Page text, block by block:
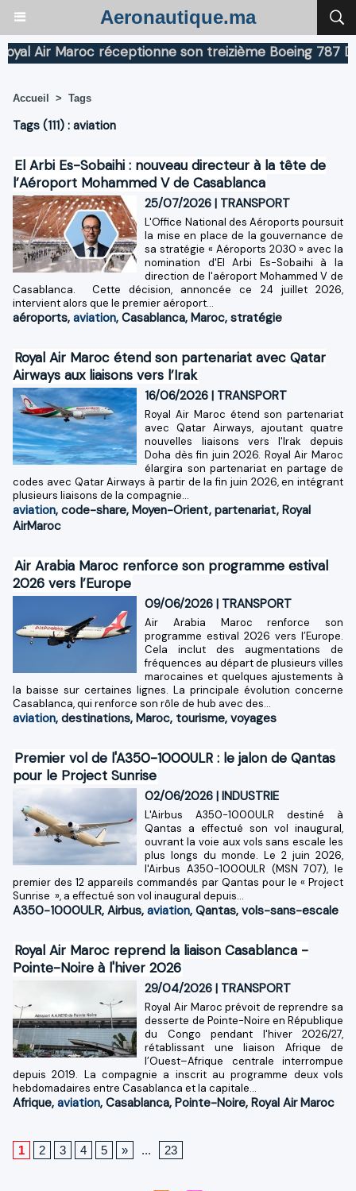
Aeronautique.ma
Air Maroc réceptionne son treizième Boeing 787
Accueil > Tags
Tags (111) : aviation
El Arbi Es-Sobaihi : nouveau directeur à la tête de
l’Aéroport Mohammed V de Casablanca
25/07/2026 | TRANSPORT
L'Office National des Aéroports poursuit
la mise en place de la gouvernance de
sa stratégie « Aéroports 2030 » avec la
nomination d'El Arbi Es-Sobaihi à la
direction de l'aéroport Mohammed V de
Casablanca. Cette décision, annoncée ce 24 juillet 2026,
intervient alors que le premier aéroport...
aéroports, aviation, Casablanca, Maroc, stratégie
Royal Air Maroc étend son partenariat avec Qatar
Airways aux liaisons vers l’Irak
16/06/2026 | TRANSPORT
Royal Air Maroc étend son partenariat
avec Qatar Airways, ajoutant quatre
nouvelles liaisons vers l'Irak depuis
Doha dès fin juin 2026. Royal Air Maroc
élargira son partenariat en partage de
codes avec Qatar Airways à partir de la fin juin 2026, en intégrant
plusieurs liaisons de la compagnie...
aviation, code-share, Moyen-Orient, partenariat, Royal
AirMaroc
​Air Arabia Maroc renforce son programme estival
2026 vers l’Europe
09/06/2026 | TRANSPORT
​Air Arabia Maroc renforce son
programme estival 2026 vers l’Europe.
Cela inclut des augmentations de
fréquences au départ de plusieurs villes
marocaines et quelques ajustements à
la baisse sur certaines lignes. La principale évolution concerne
Casablanca, qui renforce son rôle de hub avec des...
aviation, destinations, Maroc, tourisme, voyages
Premier vol de l'A350-1000ULR : le jalon de Qantas
pour le Project Sunrise
02/06/2026 |INDUSTRIE
L'Airbus A350-1000ULR destiné à
Qantas a effectué son vol inaugural,
ouvrant la voie aux vols sans escale les
plus longs du monde. Le 2 juin 2026,
l'Airbus A350-1000ULR (MSN 707), le
premier des 12 appareils commandés par Qantas pour le « Project
Sunrise », a effectué son vol inaugural depuis...
A350-1000ULR, Airbus, aviation, Qantas, vols-sans-escale
Royal Air Maroc reprend la liaison Casablanca -
Pointe-Noire à l'hiver 2026
29/04/2026 | TRANSPORT
Royal Air Maroc prévoit de reprendre sa
desserte de Pointe-Noire en République
du Congo pendant l'hiver 2026/27,
rétablissant une liaison Afrique de
l’Ouest–Afrique centrale interrompue
depuis 2019. La compagnie a inscrit au programme deux vols
hebdomadaires entre Casablanca et la capitale...
Afrique, aviation, Casablanca, Pointe-Noire, Royal Air Maroc
1 2 3 4 5 » ... 23